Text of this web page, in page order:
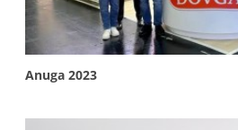
More info
Anuga 2023